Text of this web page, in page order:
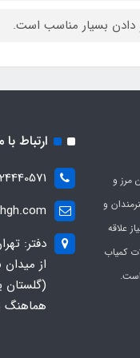
بسیار مناسب است.
مرز و
هنرمندان و
علاقه
کمیاب
ارتباط با
دفتر:
از
(گلستان
هماهنگ